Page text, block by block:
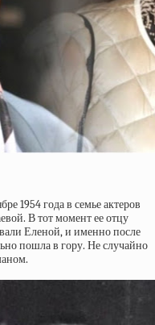
1954 года в семье актеров
В тот момент ее отцу
Еленой, и именно после
пошла в гору. Не случайно